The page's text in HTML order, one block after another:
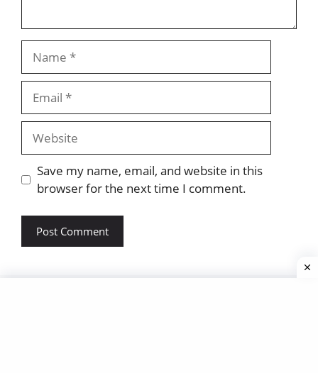
Website
Save my name, email, and website in this
browser for the next time I comment.